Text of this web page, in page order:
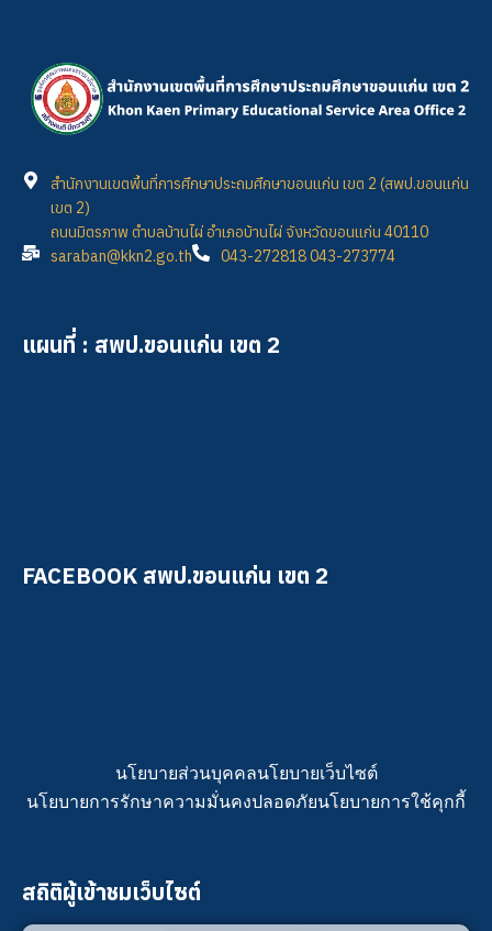
สำนักงานเขตพื้นที่การศึกษาประถมศึกษาขอนแก่น เขต 2 (สพป.ขอนแก่น
เขต 2)
ถนนมิตรภาพ ตำบลบ้านไผ่ อำเภอบ้านไผ่ จังหวัดขอนแก่น 40110
saraban@kkn2.go.th
043-272818 043-273774
แผนที่ : สพป.ขอนแก่น เขต 2
FACEBOOK สพป.ขอนแก่น เขต 2
นโยบายส่วนบุคคลนโยบายเว็บไซต์
นโยบายการรักษาความมั่นคงปลอดภัยนโยบายการใช้คุกกี้
สถิติผู้เข้าชมเว็บไซต์